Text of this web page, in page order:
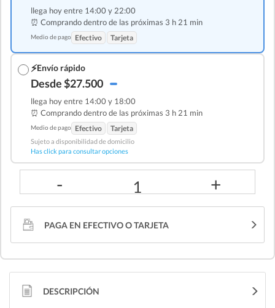
llega hoy entre 14:00 y 22:00
⏰ Comprando dentro de las próximas 3 h 21 min
Medio de pago Efectivo Tarjeta
⚡Envío rápido
Desde $27.500
llega hoy entre 14:00 y 18:00
⏰ Comprando dentro de las próximas 3 h 21 min
Medio de pago Efectivo Tarjeta
Sujeto a disponibilidad de domicilio
Has click para consultar opciones
- 1 +
PAGA EN EFECTIVO O TARJETA
DESCRIPCIÓN